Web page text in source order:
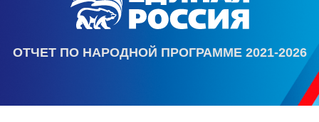
ОТЧЕТ ПО НАРОДНОЙ ПРОГРАММЕ 2021-2026